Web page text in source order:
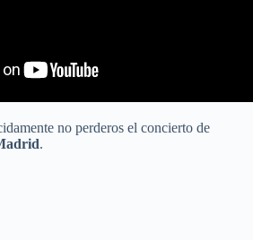
no perderos el concierto de
.